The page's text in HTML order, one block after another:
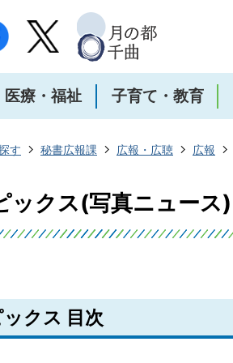
医療・福祉 子育て・教育
す 秘書広報課 広報・広聴 広報
クス(写真ニュース)
クス 目次